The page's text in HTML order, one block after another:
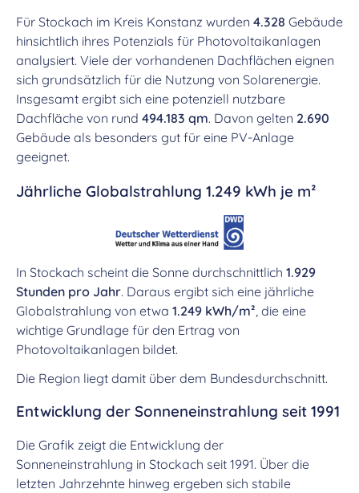
Für Stockach im Kreis Konstanz wurden 4.328 Gebäude
hinsichtlich ihres Potenzials für Photovoltaikanlagen
analysiert. Viele der vorhandenen Dachflächen eignen
sich grundsätzlich für die Nutzung von Solarenergie.
Insgesamt ergibt sich eine potenziell nutzbare
Dachfläche von rund 494.183 qm. Davon gelten 2.690
Gebäude als besonders gut für eine PV-Anlage
geeignet.
Jährliche Globalstrahlung 1.249 kWh je m²
In Stockach scheint die Sonne durchschnittlich 1.929
Stunden pro Jahr. Daraus ergibt sich eine jährliche
Globalstrahlung von etwa 1.249 kWh/m², die eine
wichtige Grundlage für den Ertrag von
Photovoltaikanlagen bildet.
Die Region liegt damit über dem Bundesdurchschnitt.
Entwicklung der Sonneneinstrahlung seit 1991
Die Grafik zeigt die Entwicklung der
Sonneneinstrahlung in Stockach seit 1991. Über die
letzten Jahrzehnte hinweg ergeben sich stabile